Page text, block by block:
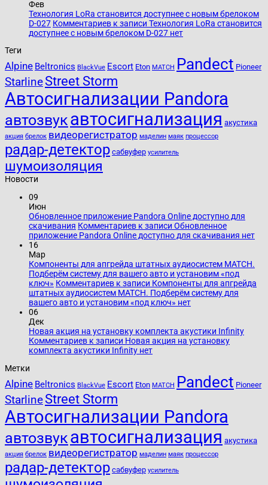
Фев
Технология LoRa становится доступнее с новым брелоком
D-027 Комментариев к записи Технология LoRa становится
доступнее с новым брелоком D-027 нет
Теги
Alpine Beltronics BlackVue Escort Eton MATCH Pandect Pioneer
StarlineStreet Storm
Автосигнализации Pandora
автозвукавтосигнализация акустика
акция брелок видеорегистратор маделин маяк процессор
радар-детектор сабвуфер усилитель
шумоизоляция
Новости
09
Июн
Обновленное приложение Pandora Online доступно для
скачивания Комментариев к записи Обновленное
приложение Pandora Online доступно для скачивания нет
16
Мар
Компоненты для апгрейда штатных аудиосистем MATCH.
Подберём систему для вашего авто и установим «под
ключ» Комментариев к записи Компоненты для апгрейда
штатных аудиосистем MATCH. Подберём систему для
вашего авто и установим «под ключ» нет
06
Дек
Новая акция на установку комплекта акустики Infinity
Комментариев к записи Новая акция на установку
комплекта акустики Infinity нет
Метки
Alpine Beltronics BlackVue Escort Eton MATCH Pandect Pioneer
StarlineStreet Storm
Автосигнализации Pandora
автозвукавтосигнализация акустика
акция брелок видеорегистратор маделин маяк процессор
радар-детектор сабвуфер усилитель